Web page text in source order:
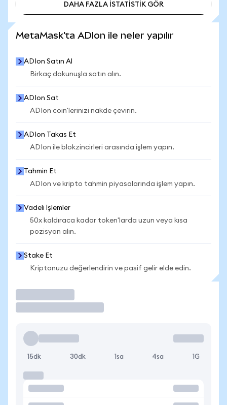
DAHA FAZLA İSTATİSTİK GÖR
MetaMask'ta ADIon ile neler yapılır
ADIon Satın Al
Birkaç dokunuşla satın alın.
ADIon Sat
ADIon coin'lerinizi nakde çevirin.
ADIon Takas Et
ADIon ile blokzincirleri arasında işlem yapın.
Tahmin Et
ADIon ve kripto tahmin piyasalarında işlem yapın.
Vadeli İşlemler
50x kaldıraca kadar token'larda uzun veya kısa
pozisyon alın.
Stake Et
Kriptonuzu değerlendirin ve pasif gelir elde edin.
15dk 30dk 1sa 4sa 1G